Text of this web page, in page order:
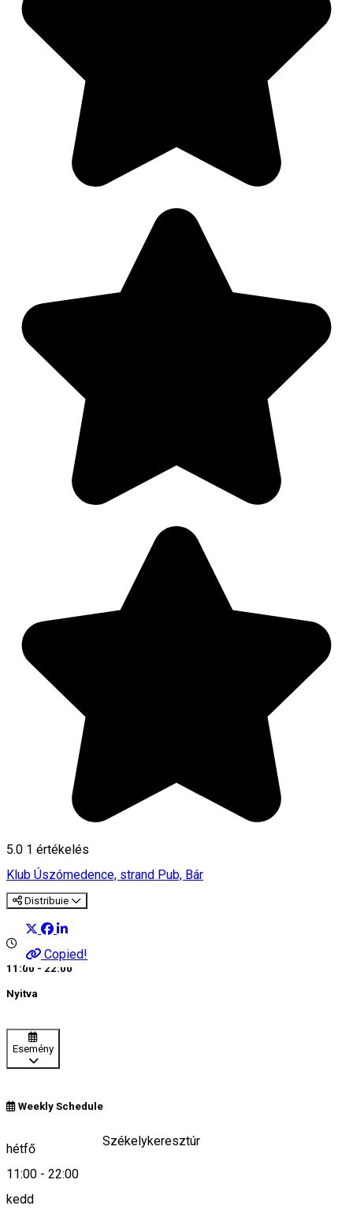
5.0 1 értékelés
Klub Úszómedence, strand Pub, Bár
Distribuie
Copied!
11:00 - 22:00
Nyitva
Esemény
Weekly Schedule
hétfő
11:00 - 22:00
kedd
Cristuru Secuies/Székelykeresztúr
Keresd térképen